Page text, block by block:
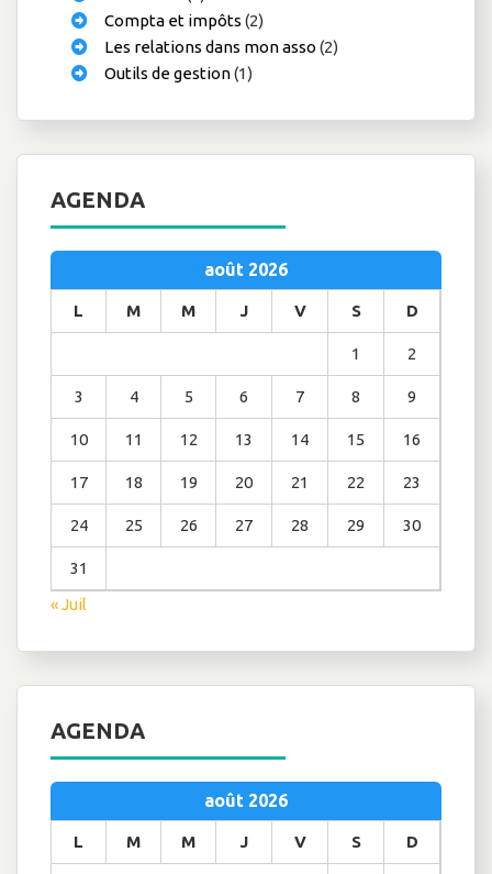
Compta et impôts (2)
Les relations dans mon asso (2)
Outils de gestion(1)
AGENDA
août 2026
L M M J V S D
1 2
3 4 5 6 7 8 9
10 11 12 13 14 15 16
17 18 19 20 21 22 23
24 25 26 27 28 29 30
31
« Juil
AGENDA
août 2026
L M M J V S D